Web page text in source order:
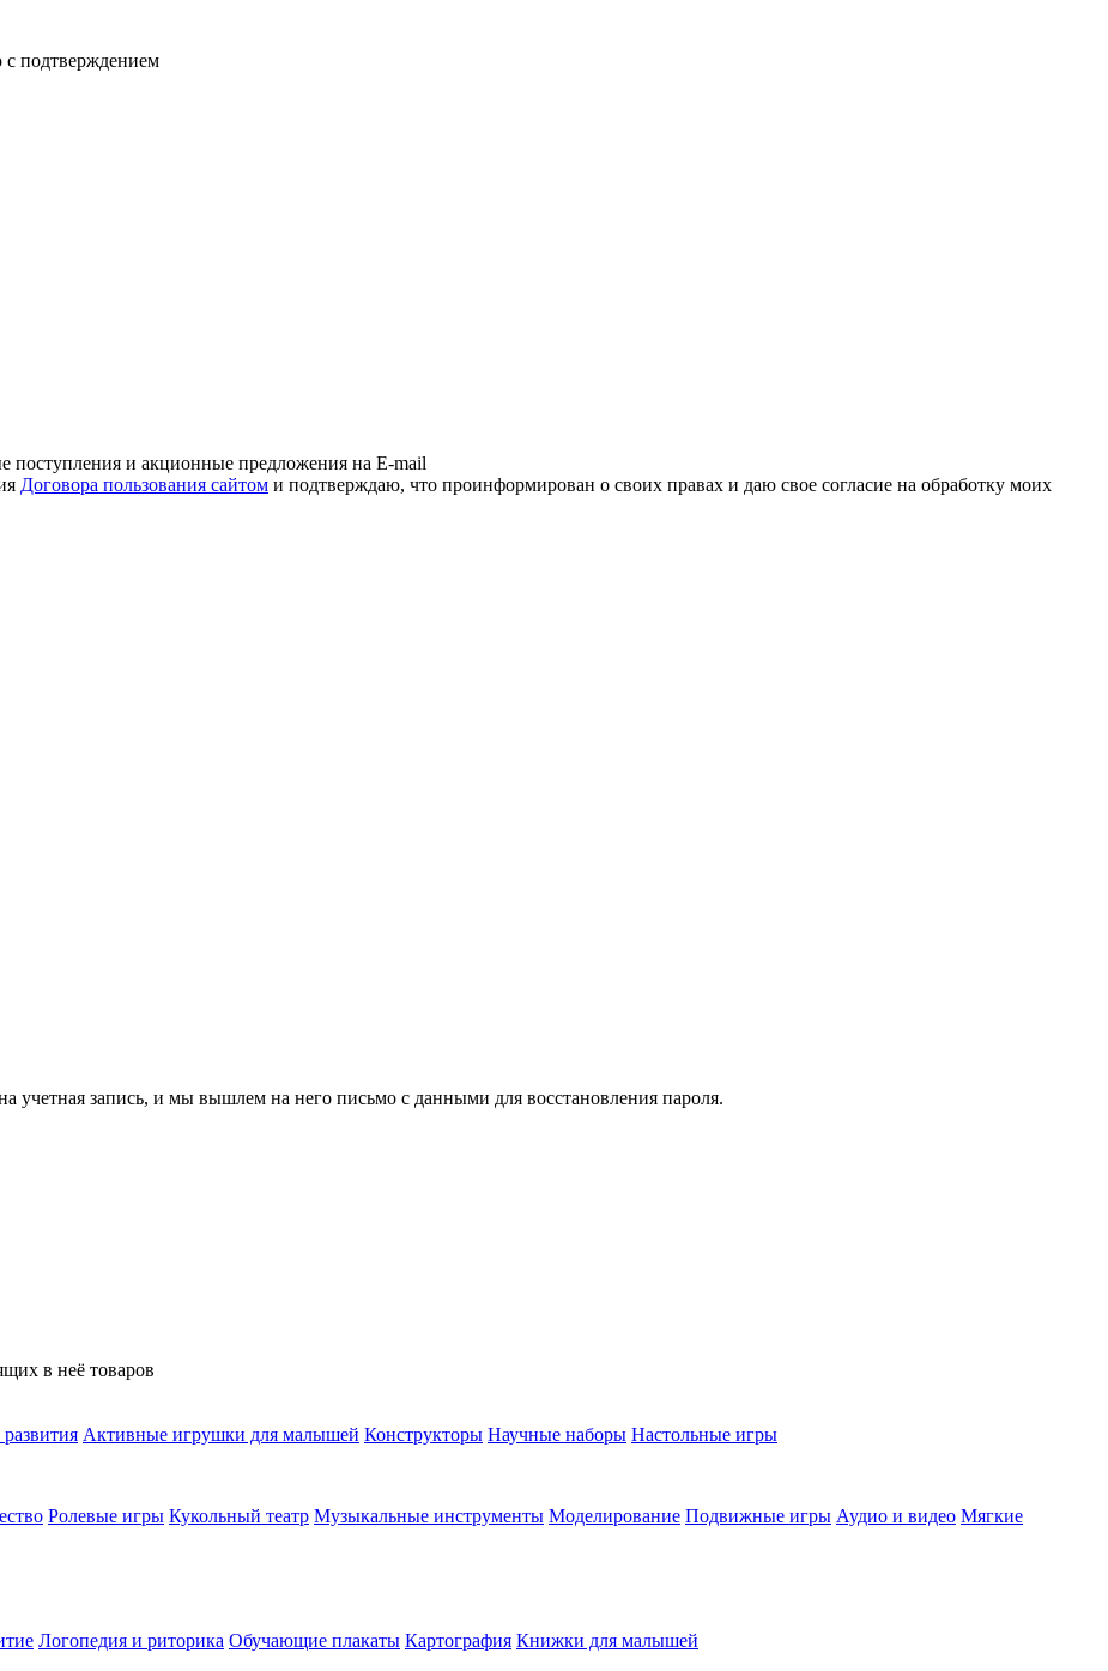
с подтверждением
поступления и акционные предложения на E-mail
Договора пользования сайтом и подтверждаю, что проинформирован о своих правах и даю свое согласие на обработку моих
учетная запись, и мы вышлем на него письмо с данными для восстановления пароля.
в неё товаров
Активные игрушки для малышей Конструкторы Научные наборы Настольные игры
Ролевые игры Кукольный театр Музыкальные инструменты Моделирование Подвижные игры Аудио и видео Мягкие
Логопедия и риторика Обучающие плакаты Картография Книжки для малышей